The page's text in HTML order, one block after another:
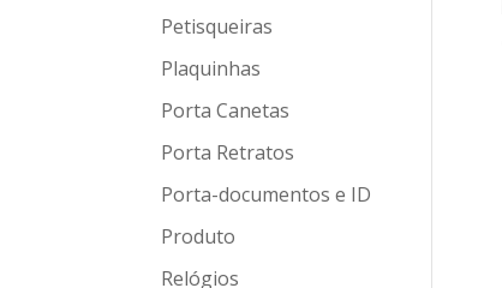
Petisqueiras
Plaquinhas
Porta Canetas
Porta Retratos
Porta-documentos e ID
Produto
Relógios